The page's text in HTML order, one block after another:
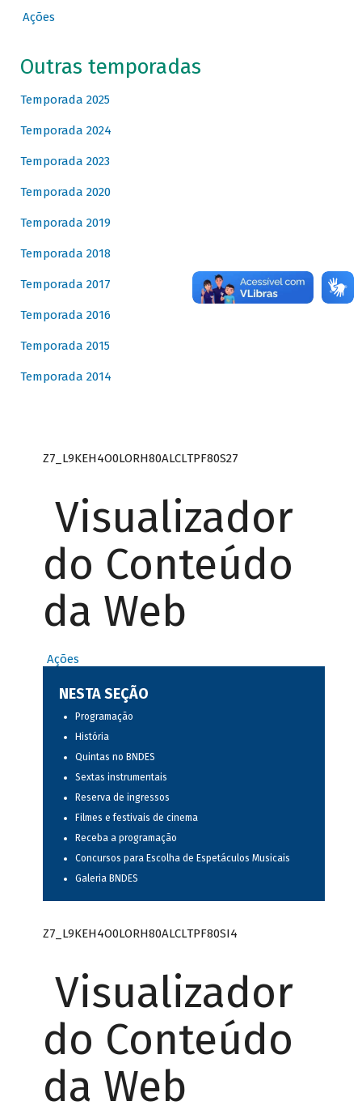
Ações
Outras temporadas
Temporada 2025
Temporada 2024
Temporada 2023
Temporada 2020
Temporada 2019
Temporada 2018
Temporada 2017
Temporada 2016
Temporada 2015
Temporada 2014
Z7_L9KEH4O0LORH80ALCLTPF80S27
Visualizador
do Conteúdo
da Web
Ações
NESTA SEÇÃO
Programação
História
Quintas no BNDES
Sextas instrumentais
Reserva de ingressos
Filmes e festivais de cinema
Receba a programação
Concursos para Escolha de Espetáculos Musicais
Galeria BNDES
Z7_L9KEH4O0LORH80ALCLTPF80SI4
Visualizador
do Conteúdo
da Web